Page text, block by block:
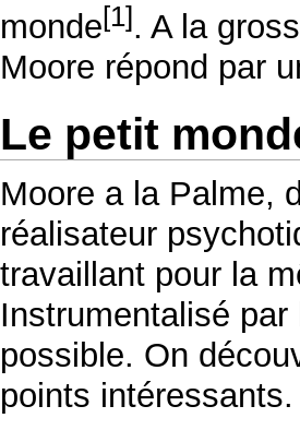
monde[1]. A la
Moore répond par
Le petit
Moore a la Palme,
réalisateur
travaillant pour la
Instrumentalisé
possible. On
points intéressants.